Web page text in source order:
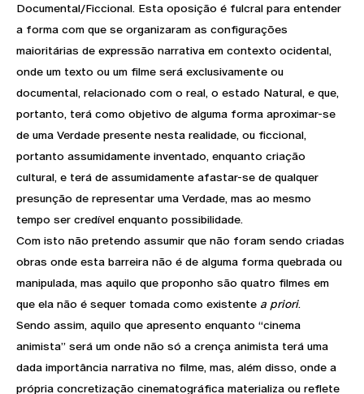
Documental/Ficcional. Esta oposição é fulcral para entender
a forma com que se organizaram as configurações
maioritárias de expressão narrativa em contexto ocidental,
onde um texto ou um filme será exclusivamente ou
documental, relacionado com o real, o estado Natural, e que,
portanto, terá como objetivo de alguma forma aproximar-se
de uma Verdade presente nesta realidade, ou ficcional,
portanto assumidamente inventado, enquanto criação
cultural, e terá de assumidamente afastar-se de qualquer
presunção de representar uma Verdade, mas ao mesmo
tempo ser credível enquanto possibilidade.
Com isto não pretendo assumir que não foram sendo criadas
obras onde esta barreira não é de alguma forma quebrada ou
manipulada, mas aquilo que proponho são quatro filmes em
que ela não é sequer tomada como existente a priori.
Sendo assim, aquilo que apresento enquanto “cinema
animista” será um onde não só a crença animista terá uma
dada importância narrativa no filme, mas, além disso, onde a
própria concretização cinematográfica materializa ou reflete